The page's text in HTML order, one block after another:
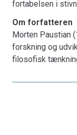
fortabelsen i
Om forfatteren
Morten Paustian
forskning og
filosofisk